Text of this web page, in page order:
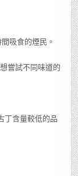
吸食的煙民。
嘗試不同味道的
丁含量較低的品